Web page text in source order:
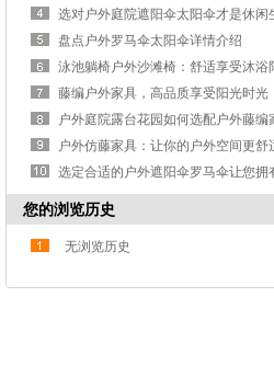
选对户外庭院遮阳伞太阳伞才是休闲
活秩序
盘点户外罗马伞太阳伞详情介绍
泳池躺椅户外沙滩椅：舒适享受沐浴
光
藤编户外家具，高品质享受阳光时光
户外庭院露台花园如何选配户外藤编
具？
户外仿藤家具：让你的户外空间更舒
选定合适的户外遮阳伞罗马伞让您拥
愉快又舒适的户外空间
您的浏览历史
无浏览历史